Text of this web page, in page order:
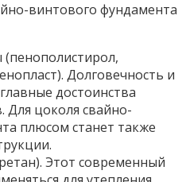
винтового фундамента
Долговечность и
достоинства
Для цоколя свайно-
плюсом станет также
Этот современный